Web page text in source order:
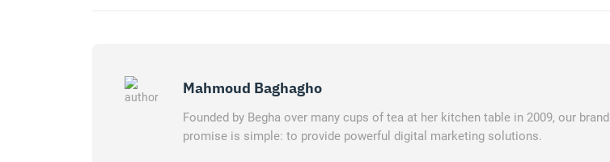
Mahmoud Baghagho
Founded by Begha over many cups of tea at her kitchen table in 2009, our brand
promise is simple: to provide powerful digital marketing solutions.